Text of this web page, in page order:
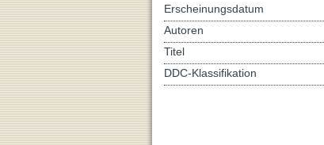
Erscheinungsdatum
Autoren
Titel
DDC-Klassifikation